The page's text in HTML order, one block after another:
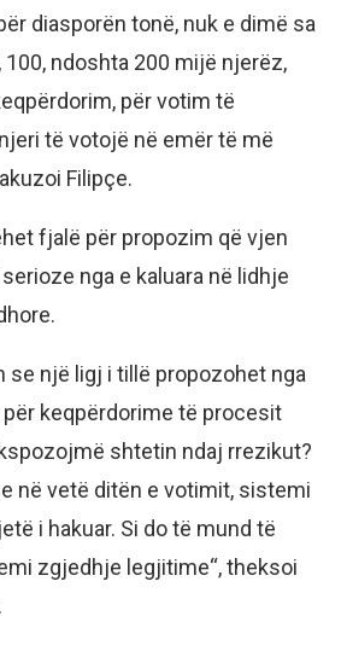
diasporën tonë, nuk e dimë sa
ndoshta 200 mijë njerëz,
për votim të
të votojë në emër të më
Filipçe.
fjalë për propozim që vjen
nga e kaluara në lidhje
se një ligj i tillë propozohet nga
keqpërdorime të procesit
shtetin ndaj rrezikut?
në vetë ditën e votimit, sistemi
i hakuar. Si do të mund të
zgjedhje legjitime“, theksoi